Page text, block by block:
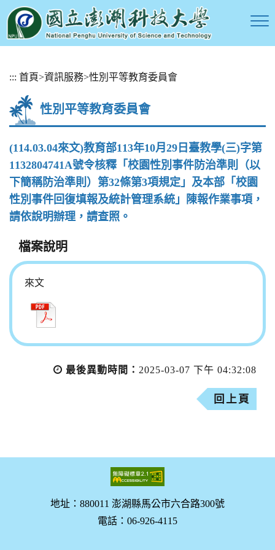
::: 首頁>資訊服務>性別平等教育委員會
性別平等教育委員會
(114.03.04來文)教育部113年10月29日臺教學(三)字第
1132804741A號令核釋「校園性別事件防治準則（以
下簡稱防治準則）第32條第3項規定」及本部「校園
性別事件回復填報及統計管理系統」陳報作業事項，
請依說明辦理，請查照。
檔案說明
來文
最後異動時間： 2025-03-07 下午 04:32:08
回上頁
地址：880011 澎湖縣馬公市六合路300號
電話：06-926-4115